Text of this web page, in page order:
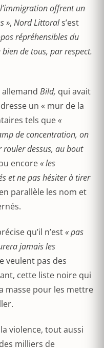
offrent un
», Nord Littorals’est
répréhensibles du
de tous, par respect.
Bild, qui avait
un « mur de la
tels que«
de concentration, on
dessus, au bout
encore« les
et ne pas hésiter à tirer
parallèle les nom et
qu’il n’est« pas
jamais les
veulent pas des
cette liste noire qui
masse pour les mettre
violence, tout aussi
milliers de